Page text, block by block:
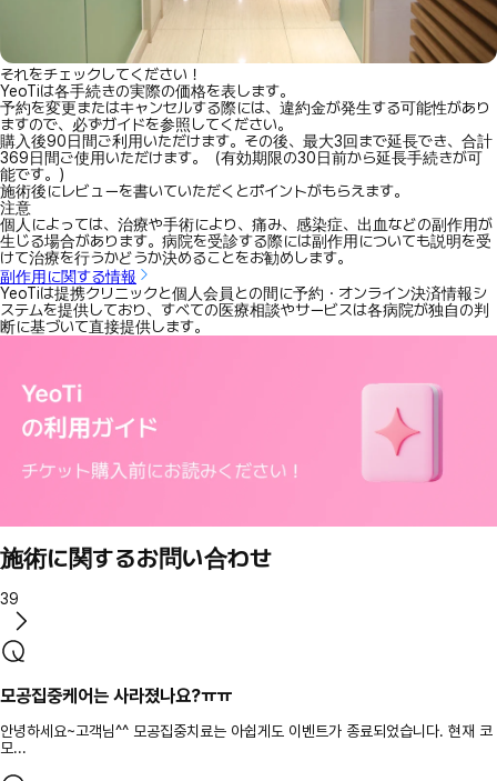
それをチェックしてください！
YeoTiは各手続きの実際の価格を表します。
予約を変更またはキャンセルする際には、違約金が発生する可能性があり
ますので、必ずガイドを参照してください。
購入後90日間ご利用いただけます。その後、最大3回まで延長でき、合計
369日間ご使用いただけます。（有効期限の30日前から延長手続きが可
能です。）
施術後にレビューを書いていただくとポイントがもらえます。
注意
個人によっては、治療や手術により、痛み、感染症、出血などの副作用が
生じる場合があります。病院を受診する際には副作用についても説明を受
けて治療を行うかどうか決めることをお勧めします。
副作用に関する情報
YeoTiは提携クリニックと個人会員との間に予約・オンライン決済情報シ
ステムを提供しており、すべての医療相談やサービスは各病院が独自の判
断に基づいて直接提供します。
施術に関するお問い合わせ
39
모공집중케어는 사라졌나요?ㅠㅠ
안녕하세요~고객님^^ 모공집중치료는 아쉽게도 이벤트가 종료되었습니다. 현재 코
모...